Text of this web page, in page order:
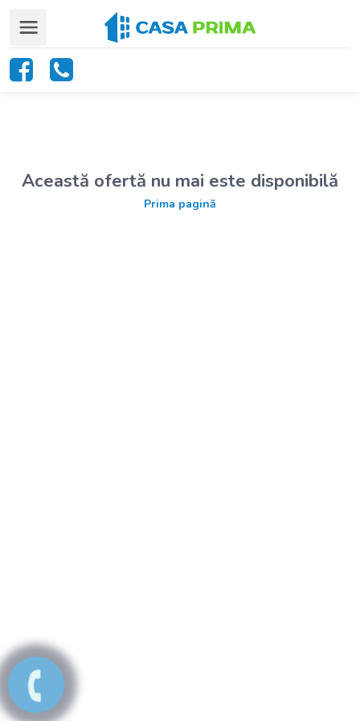
Această ofertă nu mai este disponibilă
Prima pagină